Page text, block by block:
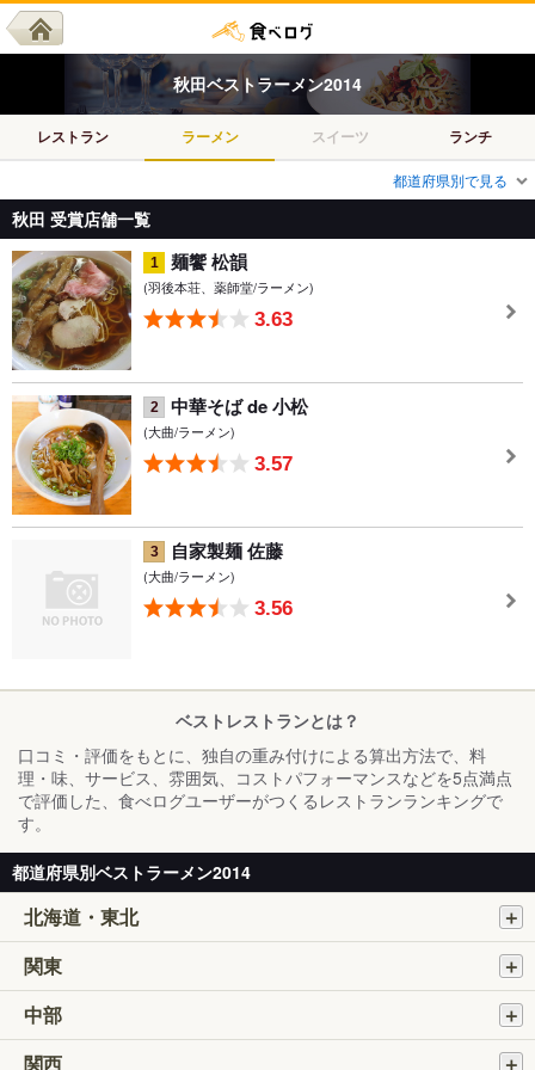
秋田ベストラーメン2014
レストラン ラーメン スイーツ ランチ
都道府県別で見る
秋田 受賞店舗一覧
1 麺饗 松韻
(羽後本荘、薬師堂/ラーメン)
3.63
2 中華そば de 小松
(大曲/ラーメン)
3.57
3 自家製麺 佐藤
(大曲/ラーメン)
3.56
ベストレストランとは？
口コミ・評価をもとに、独自の重み付けによる算出方法で、料
理・味、サービス、雰囲気、コストパフォーマンスなどを5点満点
で評価した、食べログユーザーがつくるレストランランキングで
す。
都道府県別ベストラーメン2014
北海道・東北
関東
中部
関西